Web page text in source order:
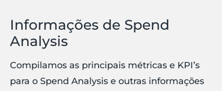
Informações de Spend
Analysis
Compilamos as principais métricas e KPI’s
para o Spend Analysis e outras informações